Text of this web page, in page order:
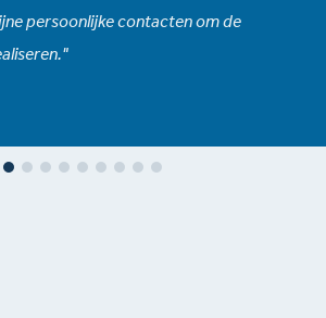
persoonlijke contacten om de